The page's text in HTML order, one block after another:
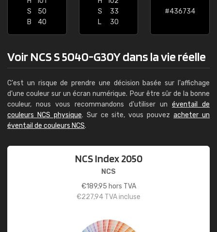
S
50
B
40
S
33
L
30
#436734
Voir NCS S 5040-G30Y dans la vie réelle
C'est un risque de prendre une décision basée sur l'affichage
d'une couleur sur un écran numérique. Pour être sûr de la bonne
couleur, nous vous recommandons d'utiliser un éventail de
couleurs NCS physique. Sur ce site, vous pouvezacheter un
éventail de couleurs NCS.
NCS Index 2050
NCS
€189,95 hors TVA
€227,94 TVA incluse